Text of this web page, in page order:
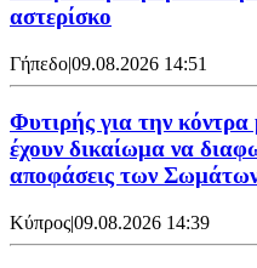
αστερίσκο
Γήπεδο|09.08.2026 14:51
Φυτιρής για την κόντρα
έχουν δικαίωμα να
αποφάσεις των
Κύπρος|09.08.2026 14:39